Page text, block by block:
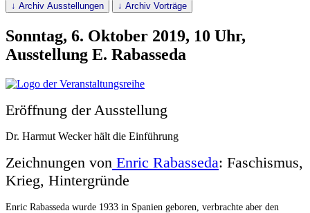
↓ Archiv Ausstellungen
↓ Archiv Vorträge
Sonntag, 6. Oktober 2019, 10 Uhr,
Ausstellung E. Rabasseda
Eröffnung der Ausstellung
Dr. Harmut Wecker hält die Einführung
Zeichnungen von Enric Rabasseda: Faschismus,
Krieg, Hintergründe
Enric Rabasseda wurde 1933 in Spanien geboren, verbrachte aber den